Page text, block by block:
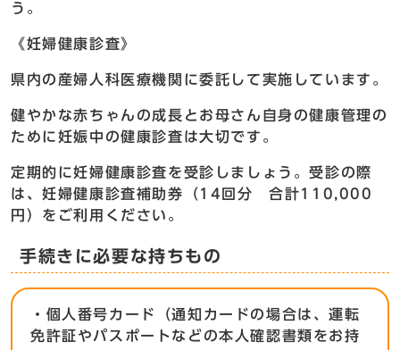
う。
《妊婦健康診査》
県内の産婦人科医療機関に委託して実施しています。
健やかな赤ちゃんの成長とお母さん自身の健康管理の
ために妊娠中の健康診査は大切です。
定期的に妊婦健康診査を受診しましょう。受診の際
は、妊婦健康診査補助券（14回分 合計110,000
円）をご利用ください。
手続きに必要な持ちもの
・個人番号カード（通知カードの場合は、運転
免許証やパスポートなどの本人確認書類をお持